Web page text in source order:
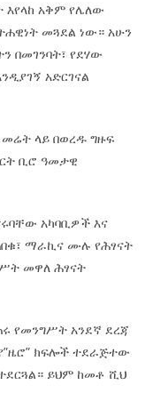
እየላከ አቅም የሌለው
መጓደል ነው። አሁን
በመገንባት፣ የደሃው
አድርገናል
መሬት ላይ በወረዱ ግዙፍ
ቢሮ ዓመታዊ
አካባቢዎች እና
ማራኪና ሙሉ የሕፃናት
መዋለ ሕፃናት
የመንግሥት አንደኛ ደረጃ
ክፍሎች ተደራጅተው
ይህም ከመቶ ሺህ